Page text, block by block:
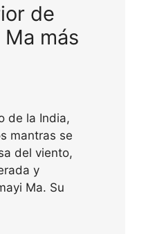
de
más
de la India,
mantras se
del viento,
y
Ma. Su